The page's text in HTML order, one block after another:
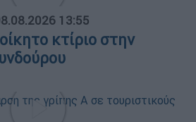
13:55
κτίριο στην